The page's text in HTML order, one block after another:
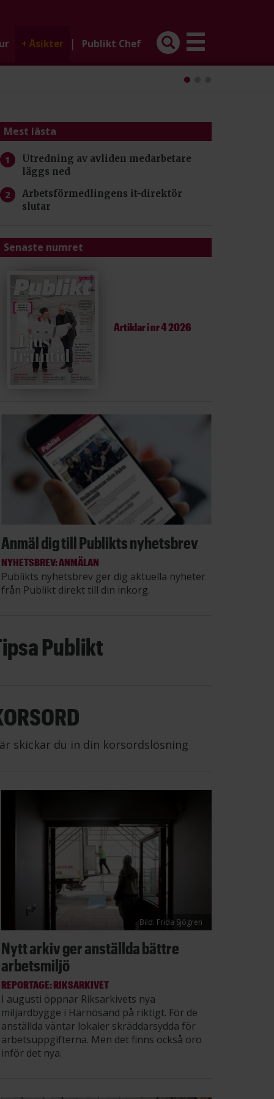
+ Åsikter | Publikt Chef
Mest lästa
Utredning av avliden medarbetare
läggs ned
Arbetsförmedlingens it-direktör
slutar
Senaste numret
Artiklar inr 4 2026
Anmäl dig till Publikts nyhetsbrev
NYHETSBREV: ANMÄLAN
Publikts nyhetsbrev ger dig aktuella nyheter
från Publikt direkt till din inkorg.
Publikt
skickar du in din korsordslösning
Bild: Frida Sjögren
Nytt arkiv ger anställda bättre
arbetsmiljö
REPORTAGE: RIKSARKIVET
I augusti öppnar Riksarkivets nya
miljardbygge i Härnösand på riktigt. För de
anställda väntar lokaler skräddarsydda för
arbetsuppgifterna. Men det finns också oro
inför det nya.